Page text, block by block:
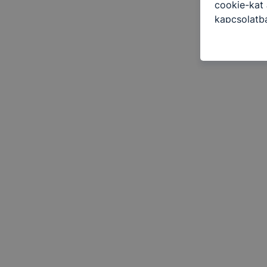
cookie-kat
honlap
hogyan
cookie-
a cookie-
mivel a
lesznek